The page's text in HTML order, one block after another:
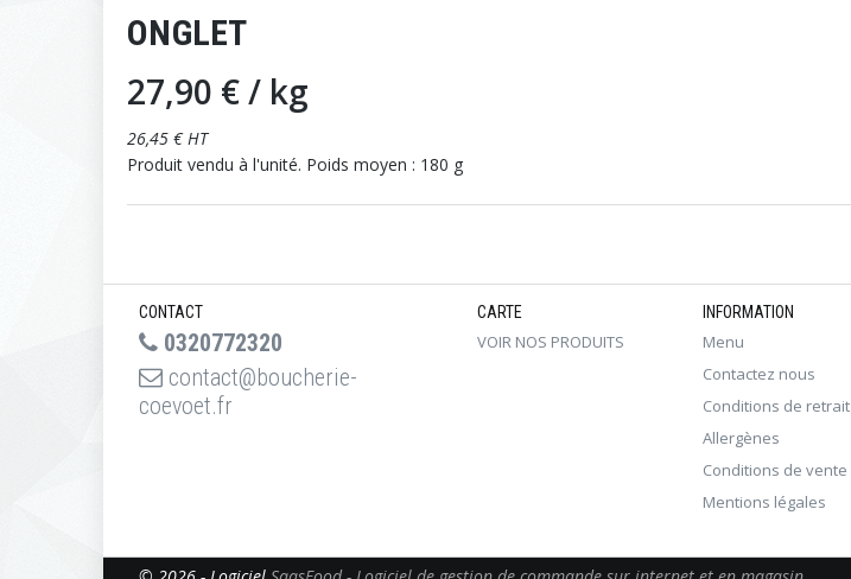
ONGLET
27,90 €/ kg
26,45 € HT
Produit vendu à l'unité. Poids moyen : 180 g
CONTACT
0320772320
contact@boucherie-
coevoet.fr
CARTE
VOIR NOS PRODUITS
INFORMATION
Menu
Contactez nous
Conditions de retrait
Allergènes
Conditions de vente
Mentions légales